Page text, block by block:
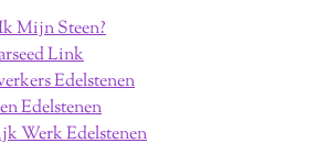
Mijn Steen?
Link
Edelstenen
Edelstenen
Werk Edelstenen